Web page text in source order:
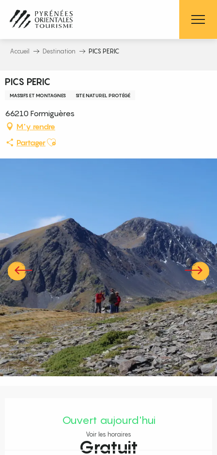
contenu
principal
Accueil Destination PICS PERIC
PICS PERIC
MASSIFS ET MONTAGNES SITE NATUREL PROTÉGÉ
66210 Formiguères
M'y rendre
PartagerAjouter aux favoris
Ouvert aujourd'hui
Voir les horaires
Gratuit